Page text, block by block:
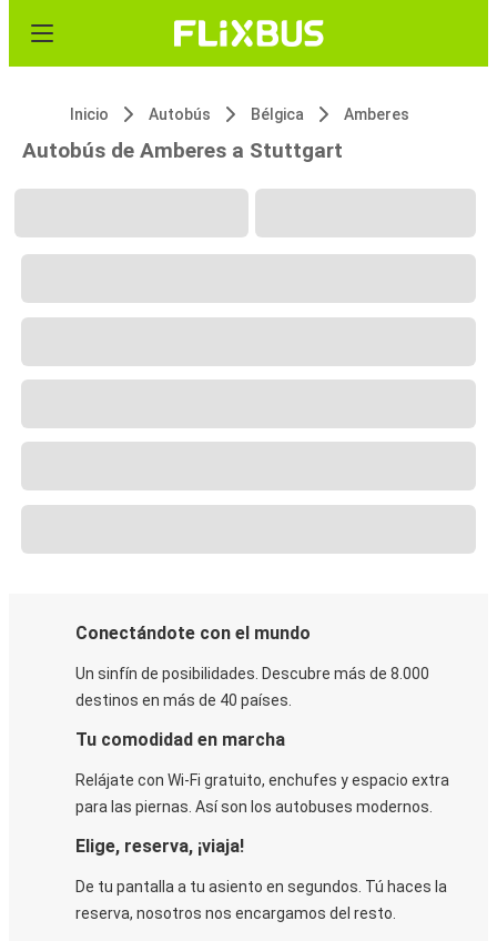
Inicio Autobús Bélgica Amberes
Autobús de Amberes a Stuttgart
Conectándote con el mundo
Un sinfín de posibilidades. Descubre más de 8.000
destinos en más de 40 países.
Tu comodidad en marcha
Relájate con Wi-Fi gratuito, enchufes y espacio extra
para las piernas. Así son los autobuses modernos.
Elige, reserva, ¡viaja!
De tu pantalla a tu asiento en segundos. Tú haces la
reserva, nosotros nos encargamos del resto.